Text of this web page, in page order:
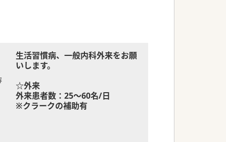
生活習慣病、一般内科外来をお願
いします。
☆外来
外来患者数：25～60名/日
※クラークの補助有